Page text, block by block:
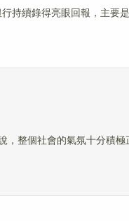
持續錄得亮眼回報，主要
，整個社會的氣氛十分積極